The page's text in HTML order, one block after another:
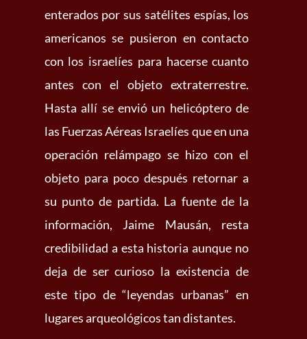
enterados por sus satélites espías, los
americanos se pusieron en contacto
con los israelíes para hacerse cuanto
antes con el objeto extraterrestre.
Hasta allí se envió un helicóptero de
las Fuerzas Aéreas Israelíes que en una
operación relámpago se hizo con el
objeto para poco después retornar a
su punto de partida. La fuente de la
información, Jaime Mausán, resta
credibilidad a esta historia aunque no
deja de ser curioso la existencia de
este tipo de “leyendas urbanas” en
lugares arqueológicos tan distantes.